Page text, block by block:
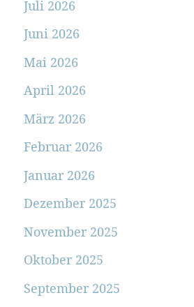
Juli 2026
Juni 2026
Mai 2026
April 2026
März 2026
Februar 2026
Januar 2026
Dezember 2025
November 2025
Oktober 2025
September 2025